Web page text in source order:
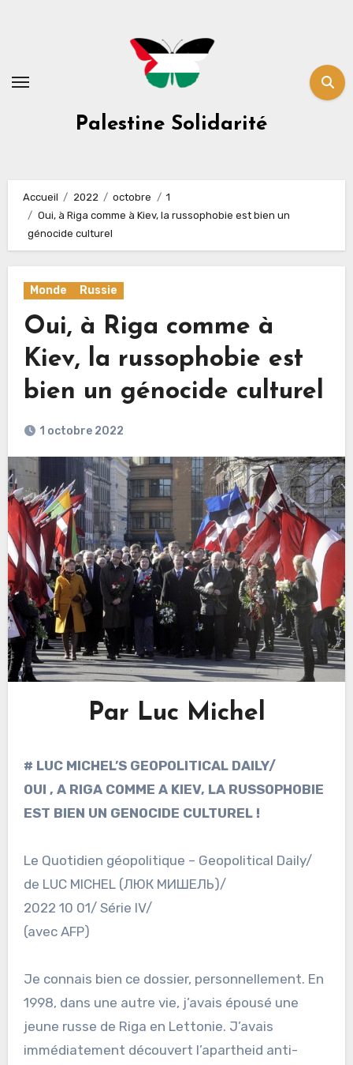
Palestine Solidarité
Accueil 2022 octobre
1
Oui, à Riga comme à Kiev, la russophobie est bien un
génocide culturel
Monde Russie
Oui, à Riga comme à
Kiev, la russophobie est
bien un génocide culturel
1 octobre 2022
Par Luc Michel
# LUC MICHEL’S GEOPOLITICAL DAILY/
OUI , A RIGA COMME A KIEV, LA RUSSOPHOBIE
EST BIEN UN GENOCIDE CULTUREL !
Le Quotidien géopolitique – Geopolitical Daily/
de LUC MICHEL (ЛЮК МИШЕЛЬ)/
2022 10 01/ Série IV/
(avec AFP)
Je connais bien ce dossier, personnellement. En
1998, dans une autre vie, j’avais épousé une
jeune russe de Riga en Lettonie. J’avais
immédiatement découvert l’apartheid anti-